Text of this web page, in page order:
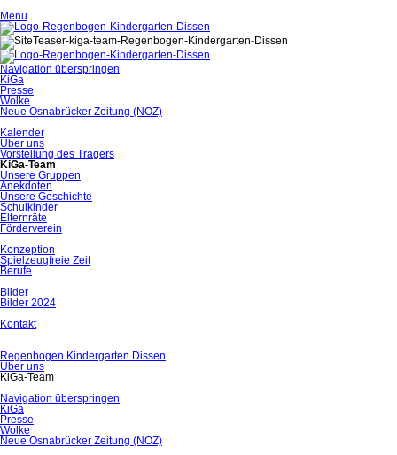
Menu
Navigation überspringen
KiGa
Presse
Wolke
Neue Osnabrücker Zeitung (NOZ)
Kalender
Über uns
Vorstellung des Trägers
KiGa-Team
Unsere Gruppen
Anekdoten
Unsere Geschichte
Schulkinder
Elternräte
Förderverein
Konzeption
Spielzeugfreie Zeit
Berufe
Bilder
Bilder 2024
Kontakt
Regenbogen Kindergarten Dissen
Über uns
KiGa-Team
Navigation überspringen
KiGa
Presse
Wolke
Neue Osnabrücker Zeitung (NOZ)